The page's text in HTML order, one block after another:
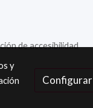
de accesibilidad
y
Configurar